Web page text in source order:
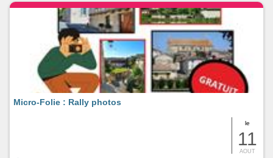
le
11
AOUT
Micro-Folie : Rally photos